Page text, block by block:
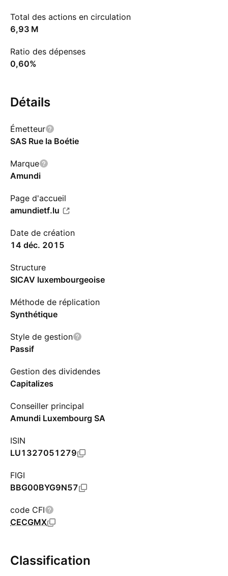
Total des actions en circulation
‪6,93 M‬
Ratio des dépenses
0,60%
Détails
Émetteur
SAS Rue la Boétie
Marque
Amundi
Page d'accueil
amundietf.lu
Date de création
14 déc. 2015
Structure
SICAV luxembourgeoise
Méthode de réplication
Synthétique
Style de gestion
Passif
Gestion des dividendes
Capitalizes
Conseiller principal
Amundi Luxembourg SA
ISIN
LU1327051279
FIGI
BBG00BYG9N57
code CFI
CECGMX
Classification